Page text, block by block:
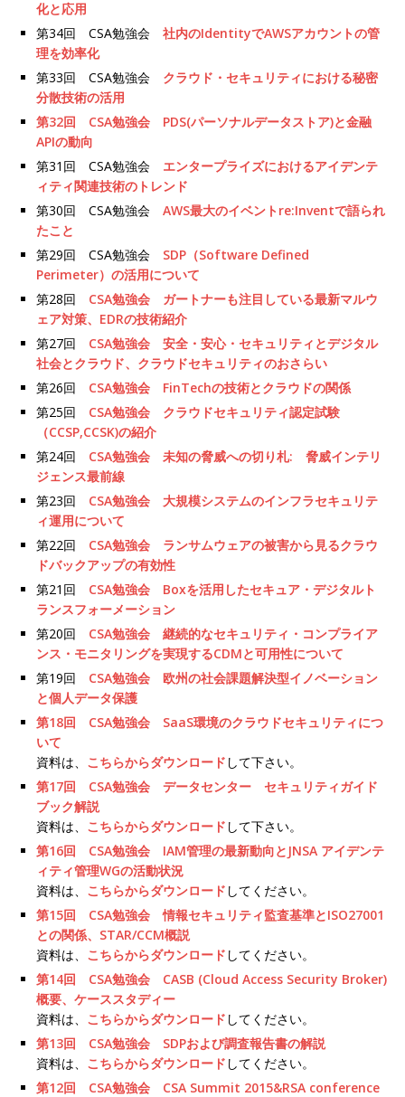
化と応用
第34回 CSA勉強会 社内のIdentityでAWSアカウントの管
理を効率化
第33回 CSA勉強会 クラウド・セキュリティにおける秘密
分散技術の活用
第32回 CSA勉強会 PDS(パーソナルデータストア)と金融
APIの動向
第31回 CSA勉強会 エンタープライズにおけるアイデンテ
ィティ関連技術のトレンド
第30回 CSA勉強会 AWS最大のイベントre:Inventで語られ
たこと
第29回 CSA勉強会 SDP（Software Defined
Perimeter）の活用について
第28回 CSA勉強会 ガートナーも注目している最新マルウ
ェア対策、EDRの技術紹介
第27回 CSA勉強会 安全・安心・セキュリティとデジタル
社会とクラウド、クラウドセキュリティのおさらい
第26回 CSA勉強会 FinTechの技術とクラウドの関係
第25回 CSA勉強会 クラウドセキュリティ認定試験
（CCSP,CCSK)の紹介
第24回 CSA勉強会 未知の脅威への切り札: 脅威インテリ
ジェンス最前線
第23回 CSA勉強会 大規模システムのインフラセキュリテ
ィ運用について
第22回 CSA勉強会 ランサムウェアの被害から見るクラウ
ドバックアップの有効性
第21回 CSA勉強会 Boxを活用したセキュア・デジタルト
ランスフォーメーション
第20回 CSA勉強会 継続的なセキュリティ・コンプライア
ンス・モニタリングを実現するCDMと可用性について
第19回 CSA勉強会 欧州の社会課題解決型イノベーション
と個人データ保護
第18回 CSA勉強会 SaaS環境のクラウドセキュリティにつ
いて
資料は、 こちらからダウンロード して下さい。
第17回 CSA勉強会 データセンター セキュリティガイド
ブック解説
資料は、 こちらからダウンロード して下さい。
第16回 CSA勉強会 IAM管理の最新動向とJNSA アイデンテ
ィティ管理WGの活動状況
資料は、 こちらからダウンロード してください。
第15回 CSA勉強会 情報セキュリティ監査基準とISO27001
との関係、STAR/CCM概説
資料は、 こちらからダウンロード してください。
第14回 CSA勉強会 CASB (Cloud Access Security Broker)
概要、ケーススタディー
資料は、 こちらからダウンロード してください。
第13回 CSA勉強会 SDPおよび調査報告書の解説
資料は、 こちらからダウンロード してください。
第12回 CSA勉強会 CSA Summit 2015&RSA conference